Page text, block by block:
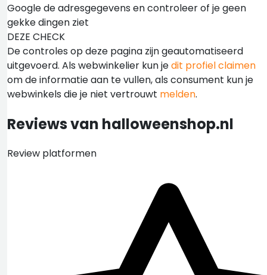
Google de adresgegevens en controleer of je geen
gekke dingen ziet
DEZE CHECK
De controles op deze pagina zijn geautomatiseerd
uitgevoerd. Als webwinkelier kun jedit profiel claimen
om de informatie aan te vullen, als consument kun je
webwinkels die je niet vertrouwt melden.
Reviews van halloweenshop.nl
Review platformen